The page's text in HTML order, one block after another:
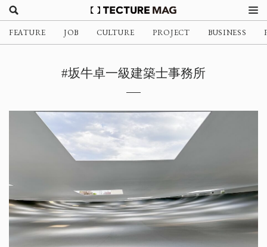
FEATURE JOB CULTURE PROJECT BUSINESS
#坂牛卓一級建築士事務所